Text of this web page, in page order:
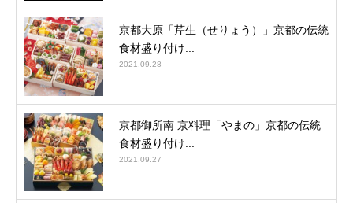
京都大原「芹生（せりょう）」京都の伝統
食材盛り付け...
2021.09.28
京都御所南 京料理「やまの」京都の伝統
食材盛り付け...
2021.09.27